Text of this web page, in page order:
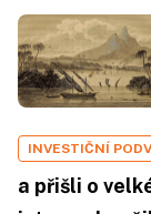
INVESTIČNÍ
a přišli o